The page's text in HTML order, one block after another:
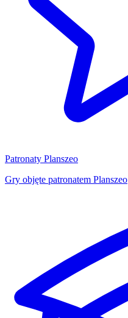
Patronaty Planszeo
Gry objęte patronatem Planszeo